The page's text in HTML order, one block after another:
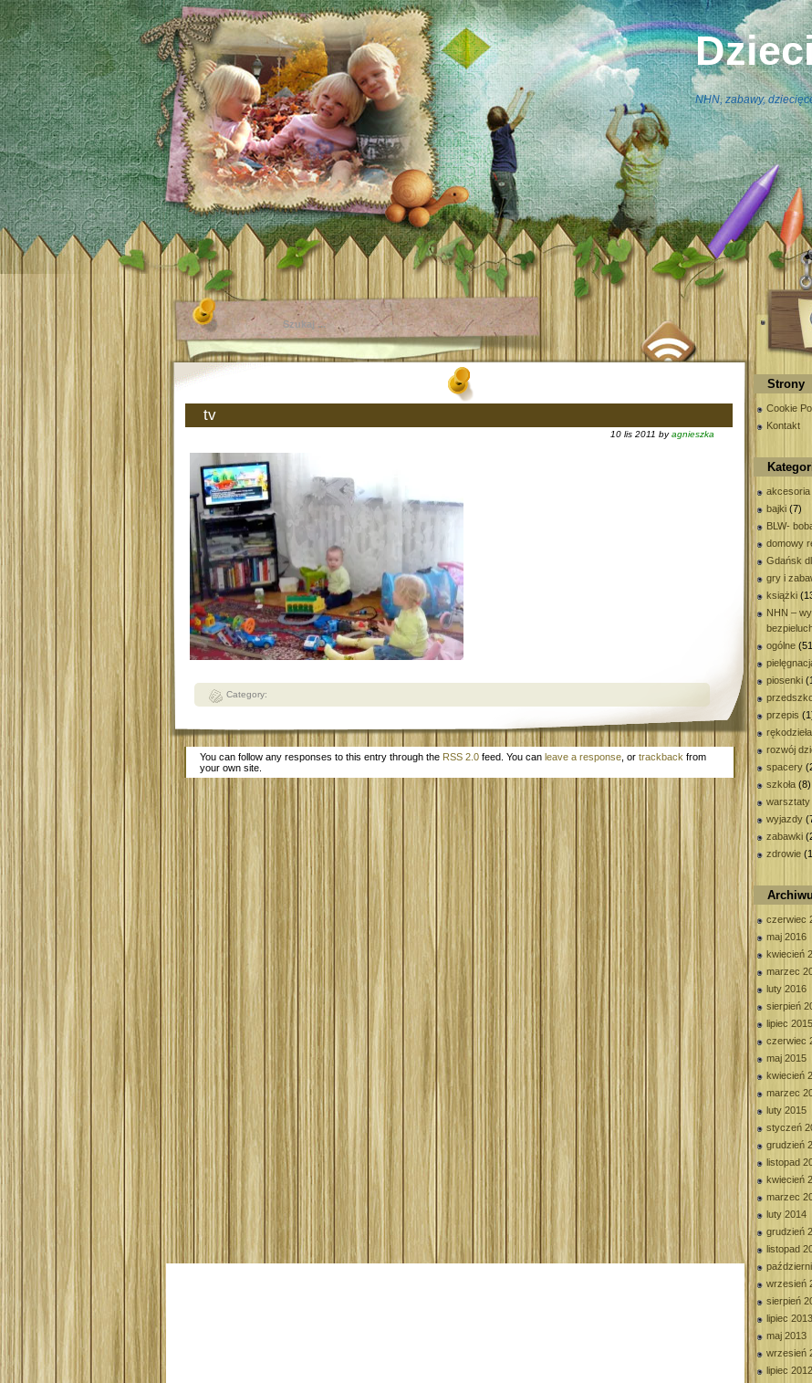
NHN, zabawy,
tv
10 lis 2011 byagnieszka
Category:
You can follow any responses to this entry through the RSS 2.0 feed. You can leave a response , or trackback from
your own site.
Strony
Cookie
Kontakt
akcesoria
bajki (7)
BLW-
domowy
Gdańsk
gry i
książki
NHN –
ogólne
piosenki
przepis
rękodzieła
rozwój
spacery
szkoła (8)
warsztaty
wyjazdy
zabawki
zdrowie
czerwiec
maj 2016
kwiecień
marzec
luty 2016
sierpień
lipiec 2015
czerwiec
maj 2015
kwiecień
marzec
luty 2015
styczeń
grudzień
listopad
kwiecień
marzec
luty 2014
grudzień
listopad
wrzesień
sierpień
lipiec 2013
maj 2013
wrzesień
lipiec 2012